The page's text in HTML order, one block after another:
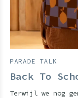
PARADE TALK
Back To
Terwijl we nog